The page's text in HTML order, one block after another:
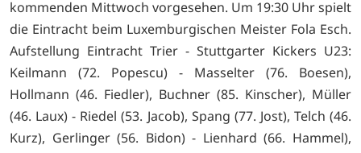
kommenden Mittwoch vorgesehen. Um 19:30 Uhr spielt
die Eintracht beim Luxemburgischen Meister Fola Esch.
Aufstellung Eintracht Trier - Stuttgarter Kickers U23:
Keilmann (72. Popescu) - Masselter (76. Boesen),
Hollmann (46. Fiedler), Buchner (85. Kinscher), Müller
(46. Laux) - Riedel (53. Jacob), Spang (77. Jost), Telch (46.
Kurz), Gerlinger (56. Bidon) - Lienhard (66. Hammel),